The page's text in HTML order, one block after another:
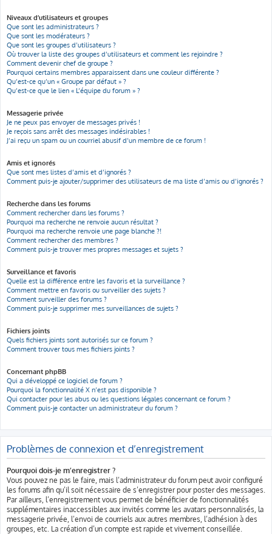
Niveaux d’utilisateurs et groupes
Que sont les administrateurs ?
Que sont les modérateurs ?
Que sont les groupes d’utilisateurs ?
Où trouver la liste des groupes d’utilisateurs et comment les rejoindre ?
Comment devenir chef de groupe ?
Pourquoi certains membres apparaissent dans une couleur différente ?
Qu’est-ce qu’un « Groupe par défaut » ?
Qu’est-ce que le lien « L’équipe du forum » ?
Messagerie privée
Je ne peux pas envoyer de messages privés !
Je reçois sans arrêt des messages indésirables !
J’ai reçu un spam ou un courriel abusif d’un membre de ce forum !
Amis et ignorés
Que sont mes listes d’amis et d’ignorés ?
Comment puis-je ajouter/supprimer des utilisateurs de ma liste d’amis ou d’ignorés ?
Recherche dans les forums
Comment rechercher dans les forums ?
Pourquoi ma recherche ne renvoie aucun résultat ?
Pourquoi ma recherche renvoie une page blanche ?!
Comment rechercher des membres ?
Comment puis-je trouver mes propres messages et sujets ?
Surveillance et favoris
Quelle est la différence entre les favoris et la surveillance ?
Comment mettre en favoris ou surveiller des sujets ?
Comment surveiller des forums ?
Comment puis-je supprimer mes surveillances de sujets ?
Fichiers joints
Quels fichiers joints sont autorisés sur ce forum ?
Comment trouver tous mes fichiers joints ?
Concernant phpBB
Qui a développé ce logiciel de forum ?
Pourquoi la fonctionnalité X n’est pas disponible ?
Qui contacter pour les abus ou les questions légales concernant ce forum ?
Comment puis-je contacter un administrateur du forum ?
Problèmes de connexion et d’enregistrement
Pourquoi dois-je m’enregistrer ?
Vous pouvez ne pas le faire, mais l’administrateur du forum peut avoir configuré
les forums afin qu’il soit nécessaire de s’enregistrer pour poster des messages.
Par ailleurs, l’enregistrement vous permet de bénéficier de fonctionnalités
supplémentaires inaccessibles aux invités comme les avatars personnalisés, la
messagerie privée, l’envoi de courriels aux autres membres, l’adhésion à des
groupes, etc. La création d’un compte est rapide et vivement conseillée.